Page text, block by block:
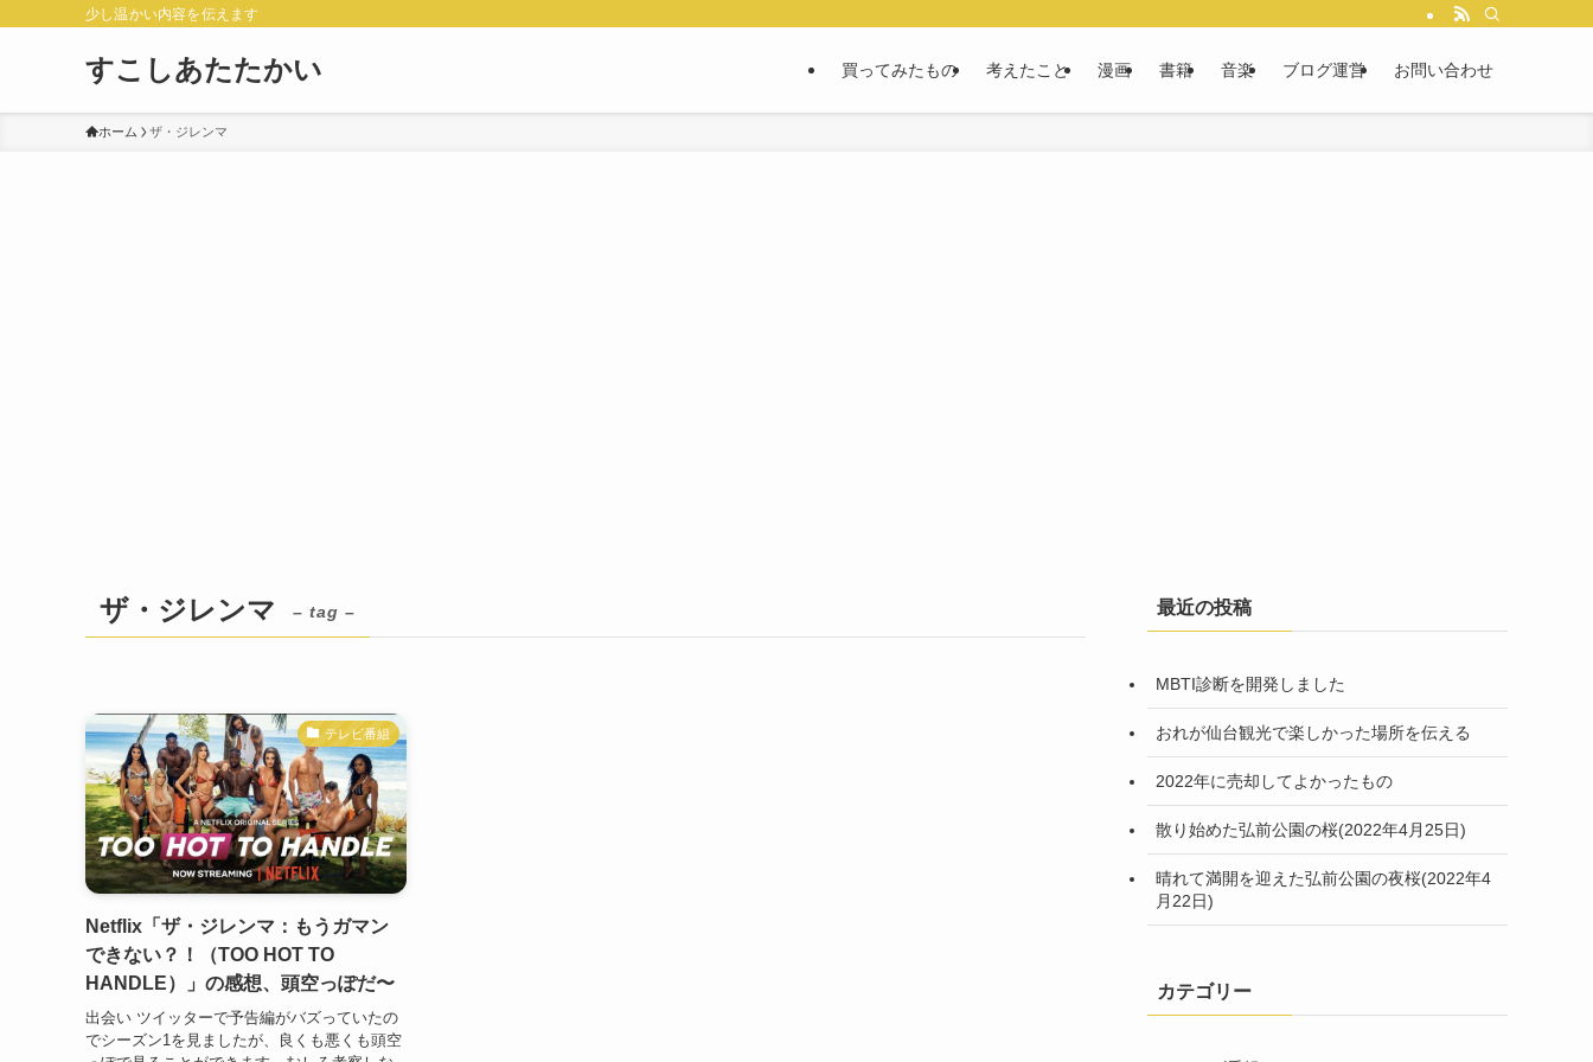
少し温かい内容を伝えます
すこしあたたかい 買ってみたもの 考えたこと 漫画 書籍 音楽 ブログ運営 お問い合わせ
ホーム ザ・ジレンマ
ザ・ジレンマ – tag –
テレビ番組
Netflix「ザ・ジレンマ：もうガマン
できない？！（TOO HOT TO
HANDLE）」の感想、頭空っぽだ〜
出会い ツイッターで予告編がバズっていたの
でシーズン1を見ましたが、良くも悪くも頭空
最近の投稿
MBTI診断を開発しました
おれが仙台観光で楽しかった場所を伝える
2022年に売却してよかったもの
散り始めた弘前公園の桜(2022年4月25日)
晴れて満開を迎えた弘前公園の夜桜(2022年4
月22日)
カテゴリー